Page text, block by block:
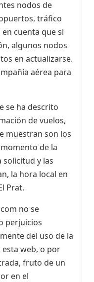
nodos de
tráfico
cuenta que si
algunos nodos
en actualizarse.
aérea para
se ha descrito
de vuelos,
muestran son los
de la
solicitud y las
la hora local en
Prat.
no se
perjuicios
del uso de la
web, o por
fruto de un
en el